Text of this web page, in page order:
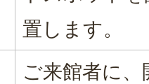
置します。
ご来館者に、